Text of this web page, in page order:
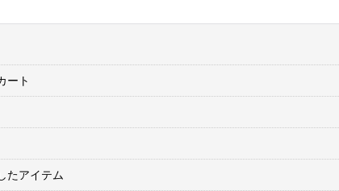
ート
たアイテム